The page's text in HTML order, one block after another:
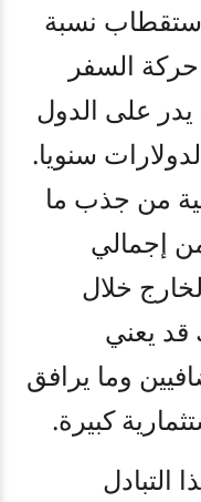
نسبة
السفر
يدر على الدول
سنويا.
من جذب ما
من إجمالي
خلال
قد يعني
وما يرافق
كبيرة.
التبادل